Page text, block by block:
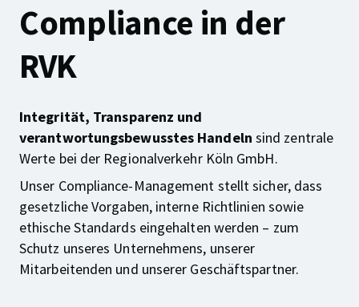
Compliance in der
RVK
Integrität, Transparenz und
verantwortungsbewusstes Handeln sind zentrale
Werte bei der Regionalverkehr Köln GmbH.
Unser Compliance-Management stellt sicher, dass
gesetzliche Vorgaben, interne Richtlinien sowie
ethische Standards eingehalten werden – zum
Schutz unseres Unternehmens, unserer
Mitarbeitenden und unserer Geschäftspartner.